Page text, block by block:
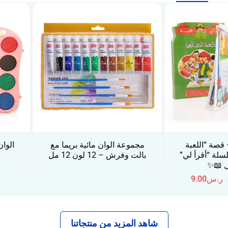
مائية بريما مع
لون 12 مل
ألوان
شاهد المزيد من منتجاتنا